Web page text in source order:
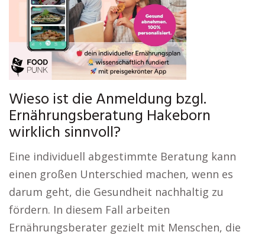
Wieso ist die Anmeldung bzgl.
Ernährungsberatung Hakeborn
wirklich sinnvoll?
Eine individuell abgestimmte Beratung kann
einen großen Unterschied machen, wenn es
darum geht, die Gesundheit nachhaltig zu
fördern. In diesem Fall arbeiten
Ernährungsberater gezielt mit Menschen, die